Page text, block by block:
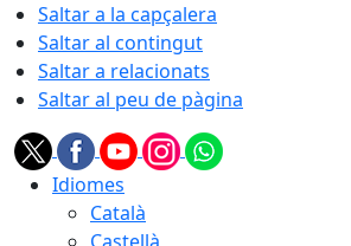
Saltar a la capçalera
Saltar al contingut
Saltar a relacionats
Saltar al peu de pàgina
Idiomes
Català